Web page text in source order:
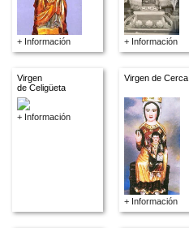
+ Información + Información
Virgen
de Celigüeta
+ Información
Virgen de Cerca
+ Información